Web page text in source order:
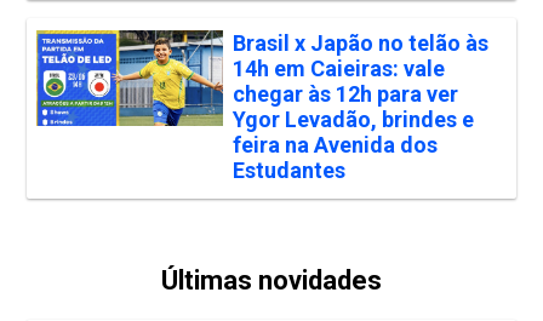
Brasil x Japão no telão às
14h em Caieiras: vale
chegar às 12h para ver
Ygor Levadão, brindes e
feira na Avenida dos
Estudantes
Últimas novidades